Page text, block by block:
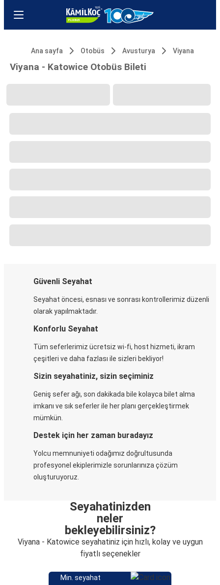
Ana sayfa Otobüs Avusturya Viyana
Viyana - Katowice Otobüs Bileti
Güvenli Seyahat
Seyahat öncesi, esnası ve sonrası kontrollerimiz düzenli
olarak yapılmaktadır.
Konforlu Seyahat
Tüm seferlerimiz ücretsiz wi-fi, host hizmeti, ikram
çeşitleri ve daha fazlası ile sizleri bekliyor!
Sizin seyahatiniz, sizin seçiminiz
Geniş sefer ağı, son dakikada bile kolayca bilet alma
imkanı ve sık seferler ile her planı gerçekleştirmek
mümkün.
Destek için her zaman buradayız
Yolcu memnuniyeti odağımız doğrultusunda
profesyonel ekiplerimizle sorunlarınıza çözüm
oluşturuyoruz.
Seyahatinizden
neler
bekleyebilirsiniz?
Viyana - Katowice seyahatiniz için hızlı, kolay ve uygun
fiyatlı seçenekler
Min. seyahat